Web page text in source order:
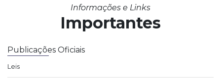
Informações e Links
Importantes
Publicações Oficiais
Leis